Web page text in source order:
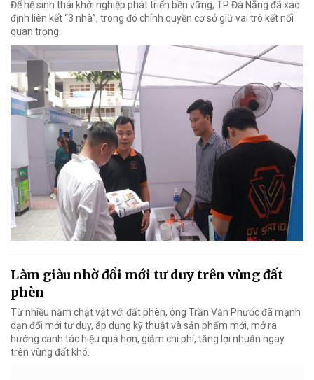
Để hệ sinh thái khởi nghiệp phát triển bền vững, TP Đà Nẵng đã xác
định liên kết “3 nhà”, trong đó chính quyền cơ sở giữ vai trò kết nối
quan trọng.
Làm giàu nhờ đổi mới tư duy trên vùng đất
phèn
Từ nhiều năm chật vật với đất phèn, ông Trần Văn Phước đã mạnh
dạn đổi mới tư duy, áp dụng kỹ thuật và sản phẩm mới, mở ra
hướng canh tác hiệu quả hơn, giảm chi phí, tăng lợi nhuận ngay
trên vùng đất khó.